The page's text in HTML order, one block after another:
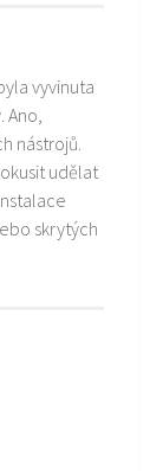
vyvinuta
nástrojů.
udělat
skrytých